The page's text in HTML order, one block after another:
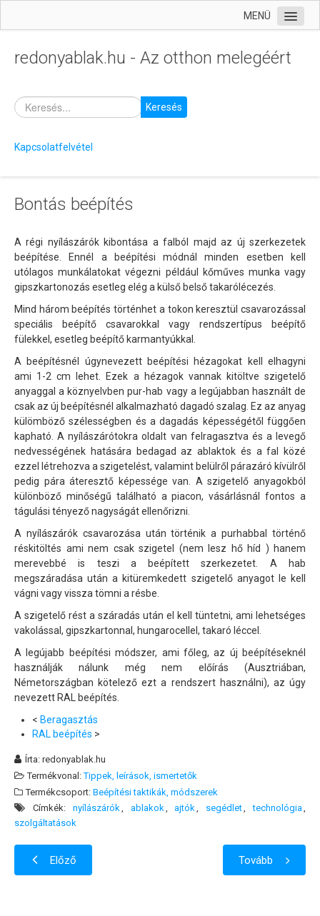
MENÜ
Termékek
Árajánlatkérés
Beépítési taktikák
Új beépítés
Beragasztás
Bontás beépítés
RAL beépítés
Tartalom (A-Z)
Nyílászáró referencia minták
redonyablak.hu - Az otthon melegéért
Keresés
Kapcsolatfelvétel
Bontás beépítés
A régi nyílászárók kibontása a falból majd az új szerkezetek
beépítése. Ennél a beépítési módnál minden esetben kell
utólagos munkálatokat végezni például kőműves munka vagy
gipszkartonozás esetleg elég a külső belső takarólécezés.
Mind három beépítés történhet a tokon keresztül csavarozással
speciális beépítő csavarokkal vagy rendszertípus beépítő
fülekkel, esetleg beépítő karmantyúkkal.
A beépítésnél úgynevezett beépítési hézagokat kell elhagyni
ami 1-2 cm lehet. Ezek a hézagok vannak kitöltve szigetelő
anyaggal a köznyelvben pur-hab vagy a legújabban használt de
csak az új beépítésnél alkalmazható dagadó szalag. Ez az anyag
külömböző szélességben és a dagadás képességétől függően
kapható. A nyílászárótokra oldalt van felragasztva és a levegő
nedvességének hatására bedagad az ablaktok és a fal közé
ezzel létrehozva a szigetelést, valamint belülről párazáró kívülről
pedig pára áteresztő képessége van. A szigetelő anyagokból
különböző minőségű található a piacon, vásárlásnál fontos a
tágulási tényező nagyságát ellenőrizni.
A nyílászárók csavarozása után történik a purhabbal történő
réskitöltés ami nem csak szigetel (nem lesz hő híd ) hanem
merevebbé is teszi a beépített szerkezetet. A hab
megszáradása után a kitüremkedett szigetelő anyagot le kell
vágni vagy vissza tömni a résbe.
A szigetelő rést a száradás után el kell tüntetni, ami lehetséges
vakolással, gipszkartonnal, hungarocellel, takaró léccel.
A legújabb beépítési módszer, ami főleg, az új beépítéseknél
használják nálunk még nem előírás (Ausztriában,
Németországban kötelező ezt a rendszert használni), az úgy
nevezett RAL beépítés.
< Beragasztás
RAL beépítés >
Írta:redonyablak.hu
Termékvonal:Tippek, leírások, ismertetők
Termékcsoport: Beépítési taktikák, módszerek
Címkék: nyílászárók ablakok ajtók segédlet
technológia
szolgáltatások
Előző Tovább